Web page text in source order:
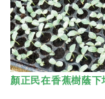
顏正民在香蕉樹蔭下